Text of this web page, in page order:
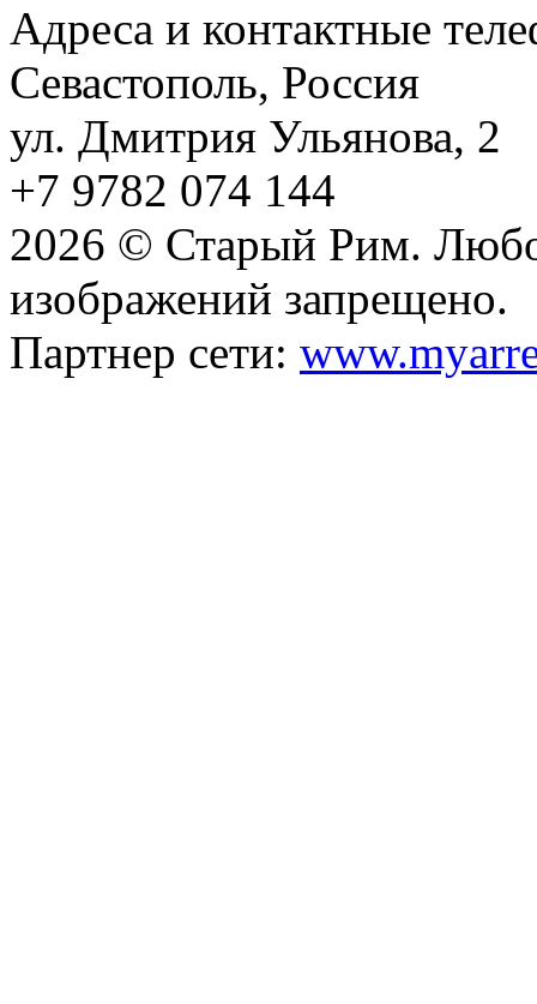
Адреса и контактные
Севастополь, Россия
ул. Дмитрия Ульянова, 2
+7 9782 074 144
2026 © Старый Рим.
изображений запрещено.
Партнер сети: